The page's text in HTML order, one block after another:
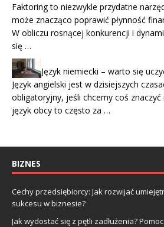
Faktoring to niezwykle przydatne
może znacząco poprawić płynność
W obliczu rosnącej konkurencji i
się …
Język niemiecki – warto się
Język angielski jest w dzisiejszych
obligatoryjny, jeśli chcemy coś znaczyć
język obcy to często za …
BIZNES
Cechy przedsiębiorcy: Jak rozwijać
sukcesu w biznesie?
Jak wydostać się z pętli zadłużenia?